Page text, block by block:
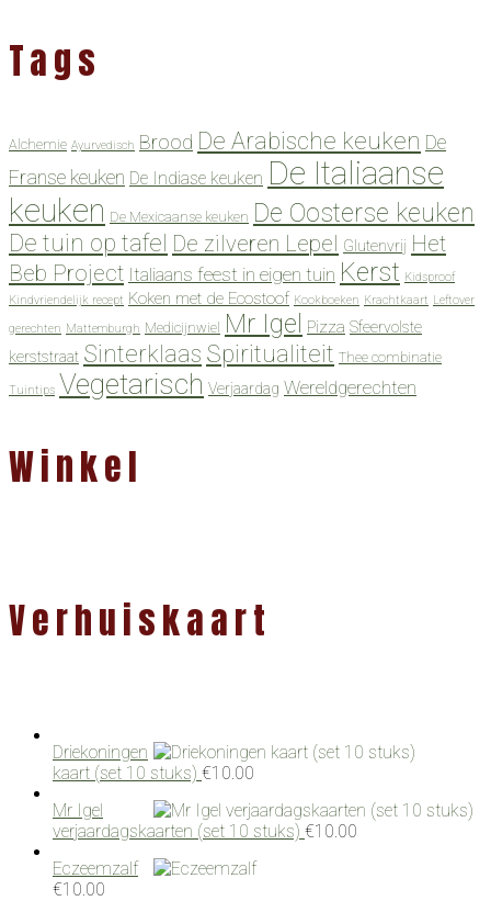
Tags
Alchemie Ayurvedisch Brood De Arabische keuken De
Franse keuken De Indiase keuken De Italiaanse
keuken De Mexicaanse keuken De Oosterse keuken
De tuin op tafel De zilveren Lepel Glutenvrij Het
Beb Project Italiaans feest in eigen tuin Kerst Kidsproof
Kindvriendelijk recept Koken met de Ecostoof Kookboeken Krachtkaart Leftover
gerechten Mattemburgh Medicijnwiel Mr Igel Pizza Sfeervolste
kerststraat Sinterklaas Spiritualiteit Thee combinatie
Tuintips Vegetarisch Verjaardag Wereldgerechten
Winkel
Verhuiskaart
Driekoningen
kaart (set 10 stuks) €10.00
Mr Igel
verjaardagskaarten (set 10 stuks) €10.00
Eczeemzalf
€10.00